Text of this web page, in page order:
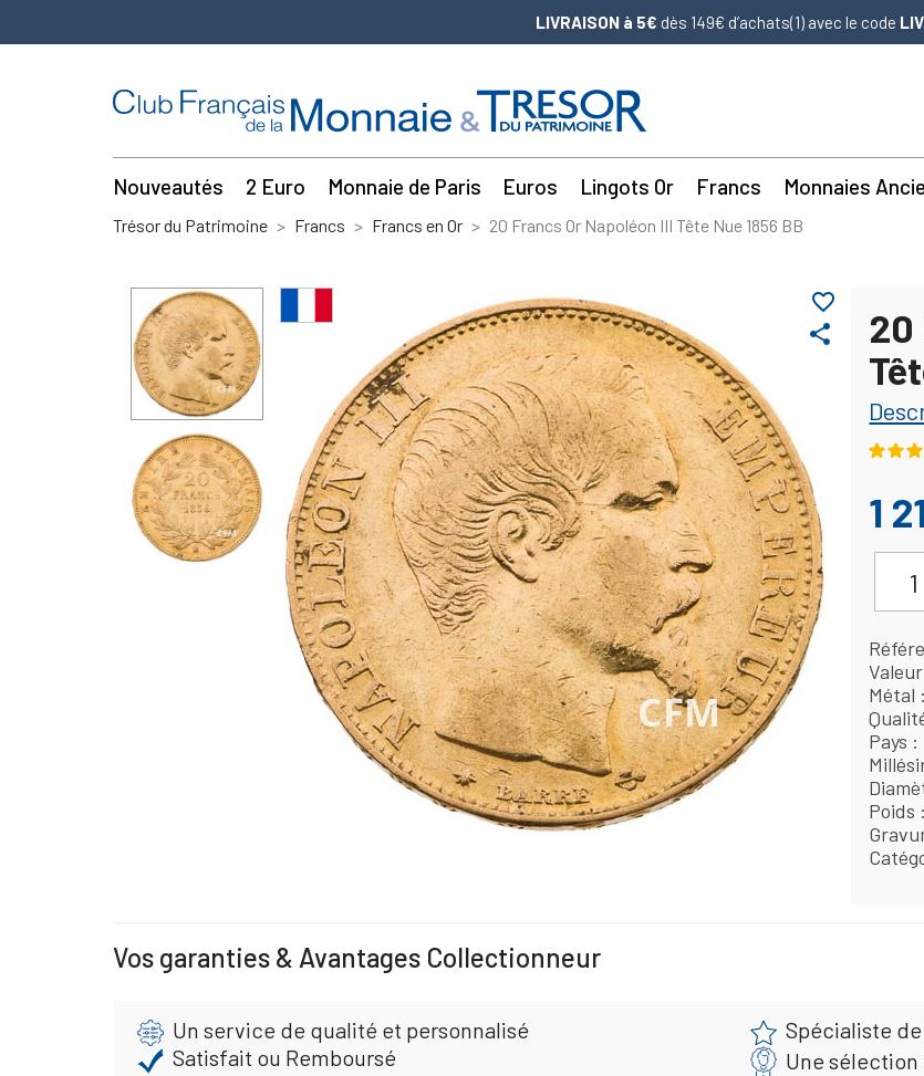
LIVRAISON à 5€ dès 149€ d’achats(1) avec le code
Nouveautés 2 Euro Monnaie de Paris Euros Lingots Or Francs Monnaies
Trésor du Patrimoine Francs Francs en Or 20 Francs Or Napoléon III Tête Nue 1856 BB
share
favorite_border
20
1
Métal
Pays
Poids
Vos garanties & Avantages Collectionneur
Un service de qualité et personnalisé
Spécialiste
Satisfait ou Remboursé
Une